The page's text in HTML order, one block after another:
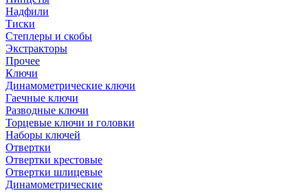
Надфили
Тиски
Степлеры и скобы
Экстракторы
Прочее
Ключи
Динамометрические ключи
Гаечные ключи
Разводные ключи
Торцевые ключи и головки
Наборы ключей
Отвертки
Отвертки крестовые
Отвертки шлицевые
Динамометрические